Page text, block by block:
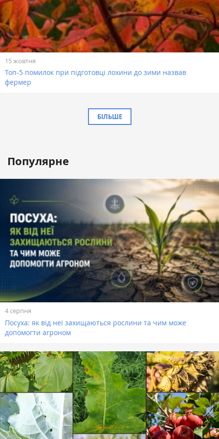
15 жовтня
Топ-5 помилок при підготовці лохини до зими назвав
фермер
БІЛЬШЕ
Популярне
4 серпня
Посуха: як від неї захищаються рослини та чим може
допомогти агроном